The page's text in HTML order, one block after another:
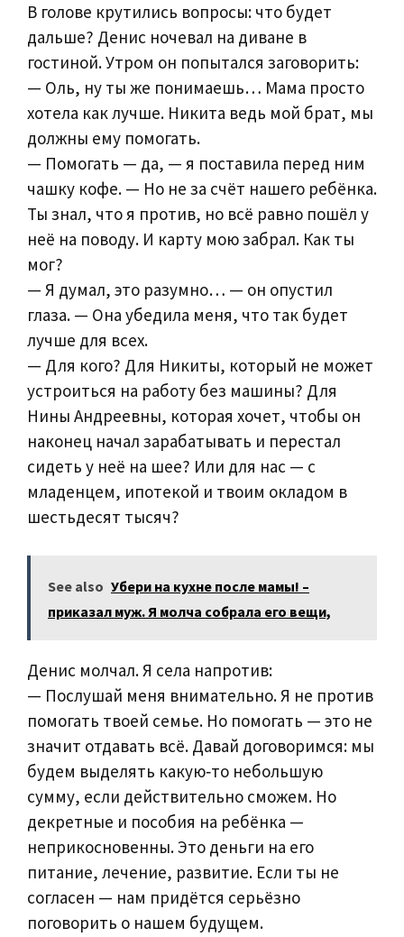
В голове крутились вопросы: что будет
дальше? Денис ночевал на диване в
гостиной. Утром он попытался заговорить:
— Оль, ну ты же понимаешь… Мама просто
хотела как лучше. Никита ведь мой брат, мы
должны ему помогать.
— Помогать — да, — я поставила перед ним
чашку кофе. — Но не за счёт нашего ребёнка.
Ты знал, что я против, но всё равно пошёл у
неё на поводу. И карту мою забрал. Как ты
мог?
— Я думал, это разумно… — он опустил
глаза. — Она убедила меня, что так будет
лучше для всех.
— Для кого? Для Никиты, который не может
устроиться на работу без машины? Для
Нины Андреевны, которая хочет, чтобы он
наконец начал зарабатывать и перестал
сидеть у неё на шее? Или для нас — с
младенцем, ипотекой и твоим окладом в
шестьдесят тысяч?
See also Убери на кухне после мамы! –
приказал муж. Я молча собрала его вещи,
Денис молчал. Я села напротив:
— Послушай меня внимательно. Я не против
помогать твоей семье. Но помогать — это не
значит отдавать всё. Давай договоримся: мы
будем выделять какую‑то небольшую
сумму, если действительно сможем. Но
декретные и пособия на ребёнка —
неприкосновенны. Это деньги на его
питание, лечение, развитие. Если ты не
согласен — нам придётся серьёзно
поговорить о нашем будущем.